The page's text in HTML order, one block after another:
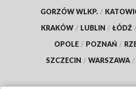
GORZÓW WLKP. /
KRAKÓW / LUBLIN / ŁÓDŹ
OPOLE / POZNAŃ /
SZCZECIN / WARSZAWA /